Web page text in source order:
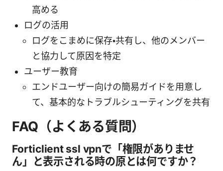
高める
ログの活用
ログをこまめに保存・共有し、他のメンバー
と協力して原因を特定
ユーザー教育
エンドユーザー向けの簡易ガイドを用意し
て、基本的なトラブルシューティングを共有
FAQ（よくある質問）
Forticlient ssl vpnで「権限がありませ
ん」と表示される時の原とは何ですか？